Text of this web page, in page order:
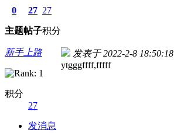
0
主题
27
帖子
27
积分
新手上路
积分
27
发消息
发表于 2022-2-8 18:50:18
ytgggffff,fffff